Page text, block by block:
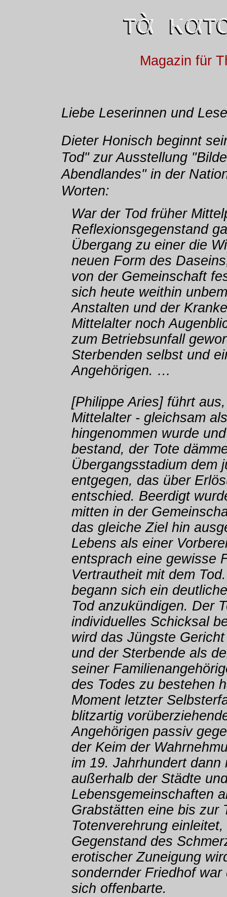
Magazin für
Liebe Leserinnen und
Dieter Honisch beginnt
Tod" zur Ausstellung
Abendlandes" in der
Worten:
War der Tod früher
Reflexionsgegenstand
Übergang zu einer die
neuen Form des
von der Gemeinschaft
sich heute weithin
Anstalten und der
Mittelalter noch
zum Betriebsunfall
Sterbenden selbst und
Angehörigen. …
[Philippe Aries] führt
Mittelalter - gleichsam
hingenommen wurde
bestand, der Tote
Übergangsstadium dem
entgegen, das über
entschied. Beerdigt
mitten in der
das gleiche Ziel hin
Lebens als einer
entsprach eine gewisse
Vertrautheit mit dem
begann sich ein
Tod anzukündigen. Der
individuelles Schicksal
wird das Jüngste
und der Sterbende als
seiner
des Todes zu bestehen
Moment letzter
blitzartig
Angehörigen passiv
der Keim der
im 19. Jahrhundert
außerhalb der Städte
Lebensgemeinschaften
Grabstätten eine bis zur
Totenverehrung
Gegenstand des
erotischer Zuneigung
sondernder Friedhof
sich offenbarte.